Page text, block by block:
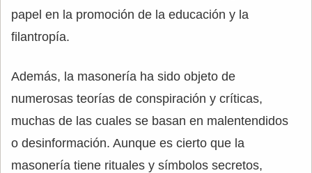
papel en la promoción de la educación y la
filantropía.
Además, la masonería ha sido objeto de
numerosas teorías de conspiración y críticas,
muchas de las cuales se basan en malentendidos
o desinformación. Aunque es cierto que la
masonería tiene rituales y símbolos secretos,